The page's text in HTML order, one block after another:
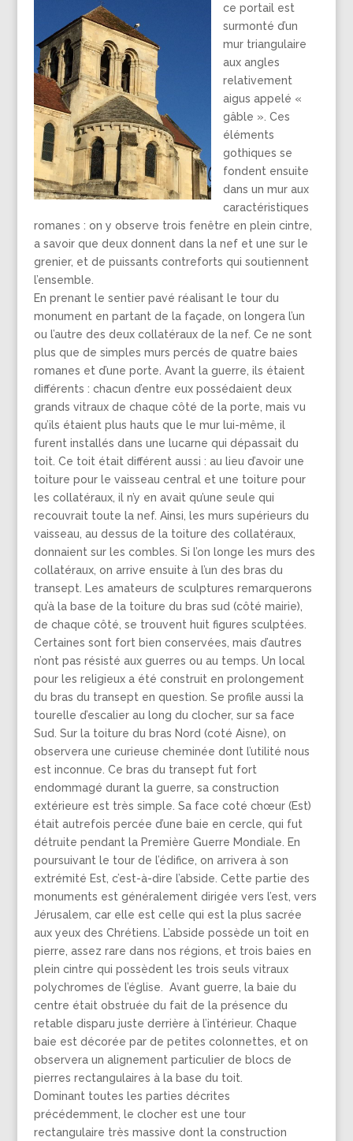
ce portail est
surmonté d’un
mur triangulaire
aux angles
relativement
aigus appelé «
gâble ». Ces
éléments
gothiques se
fondent ensuite
dans un mur aux
caractéristiques
romanes : on y observe trois fenêtre en plein cintre,
a savoir que deux donnent dans la nef et une sur le
grenier, et de puissants contreforts qui soutiennent
l’ensemble.
En prenant le sentier pavé réalisant le tour du
monument en partant de la façade, on longera l’un
ou l’autre des deux collatéraux de la nef. Ce ne sont
plus que de simples murs percés de quatre baies
romanes et d’une porte. Avant la guerre, ils étaient
différents : chacun d’entre eux possédaient deux
grands vitraux de chaque côté de la porte, mais vu
qu’ils étaient plus hauts que le mur lui-même, il
furent installés dans une lucarne qui dépassait du
toit. Ce toit était différent aussi : au lieu d’avoir une
toiture pour le vaisseau central et une toiture pour
les collatéraux, il n’y en avait qu’une seule qui
recouvrait toute la nef. Ainsi, les murs supérieurs du
vaisseau, au dessus de la toiture des collatéraux,
donnaient sur les combles. Si l’on longe les murs des
collatéraux, on arrive ensuite à l’un des bras du
transept. Les amateurs de sculptures remarquerons
qu’à la base de la toiture du bras sud (côté mairie),
de chaque côté, se trouvent huit figures sculptées.
Certaines sont fort bien conservées, mais d’autres
n’ont pas résisté aux guerres ou au temps. Un local
pour les religieux a été construit en prolongement
du bras du transept en question. Se profile aussi la
tourelle d’escalier au long du clocher, sur sa face
Sud. Sur la toiture du bras Nord (coté Aisne), on
observera une curieuse cheminée dont l’utilité nous
est inconnue. Ce bras du transept fut fort
endommagé durant la guerre, sa construction
extérieure est très simple. Sa face coté chœur (Est)
était autrefois percée d’une baie en cercle, qui fut
détruite pendant la Première Guerre Mondiale. En
poursuivant le tour de l’édifice, on arrivera à son
extrémité Est, c’est-à-dire l’abside. Cette partie des
monuments est généralement dirigée vers l’est, vers
Jérusalem, car elle est celle qui est la plus sacrée
aux yeux des Chrétiens. L’abside possède un toit en
pierre, assez rare dans nos régions, et trois baies en
plein cintre qui possèdent les trois seuls vitraux
polychromes de l’église. Avant guerre, la baie du
centre était obstruée du fait de la présence du
retable disparu juste derrière à l’intérieur. Chaque
baie est décorée par de petites colonnettes, et on
observera un alignement particulier de blocs de
pierres rectangulaires à la base du toit.
Dominant toutes les parties décrites
précédemment, le clocher est une tour
rectangulaire très massive dont la construction